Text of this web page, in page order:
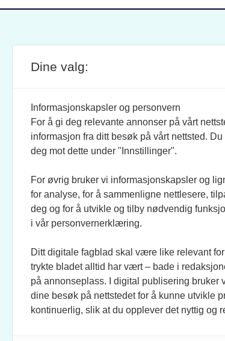
SITE FOOTERANSVARLIG REDAKTØR:
JOURNALISTER:
EVEN FINSRUD
BIDRAGSYTERE:
MAREN DUAAS, RONJA
SAGSTUEN LARSEN, KNUT
LØVÅS, ANLOV PETER
SKAANSAR, EINAR STRAY,
TELLEF ØGRIM.
STILLINGSANNONSER:
Dine valg:
Informasjonskapsler og personvern
For å gi deg relevante annonser på vårt
informasjon fra ditt besøk på vårt nettsted.
deg mot dette under "Innstillinger".
For øvrig bruker vi informasjonskapsler og
for analyse, for å sammenligne nettlesere,
deg og for å utvikle og tilby nødvendig
i vår personvernerklæring.
Ditt digitale fagblad skal være like relevant
trykte bladet alltid har vært – bade i
på annonseplass. I digital publisering bruker
dine besøk på nettstedet for å kunne utvikle
kontinuerlig, slik at du opplever det nyttig og